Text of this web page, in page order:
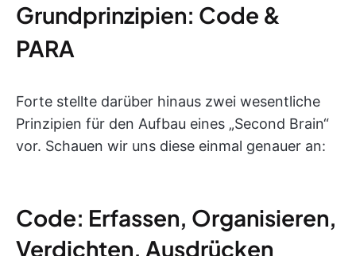
Grundprinzipien: Code &
PARA
Forte stellte darüber hinaus zwei wesentliche
Prinzipien für den Aufbau eines „Second Brain“
vor. Schauen wir uns diese einmal genauer an:
Code: Erfassen, Organisieren,
Verdichten, Ausdrücken